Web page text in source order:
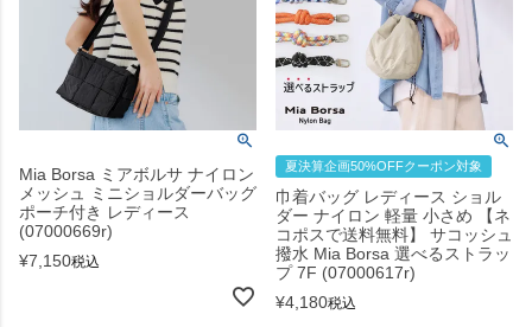
Mia Borsa ミアボルサ ナイロン
メッシュ ミニショルダーバッグ
ポーチ付き レディース
(07000669r)
¥7,150税込
夏決算企画50%OFFクーポン対象
巾着バッグ レディース ショル
ダー ナイロン 軽量 小さめ 【ネ
コポスで送料無料】 サコッシュ
撥水 Mia Borsa 選べるストラッ
プ 7F (07000617r)
¥4,180税込